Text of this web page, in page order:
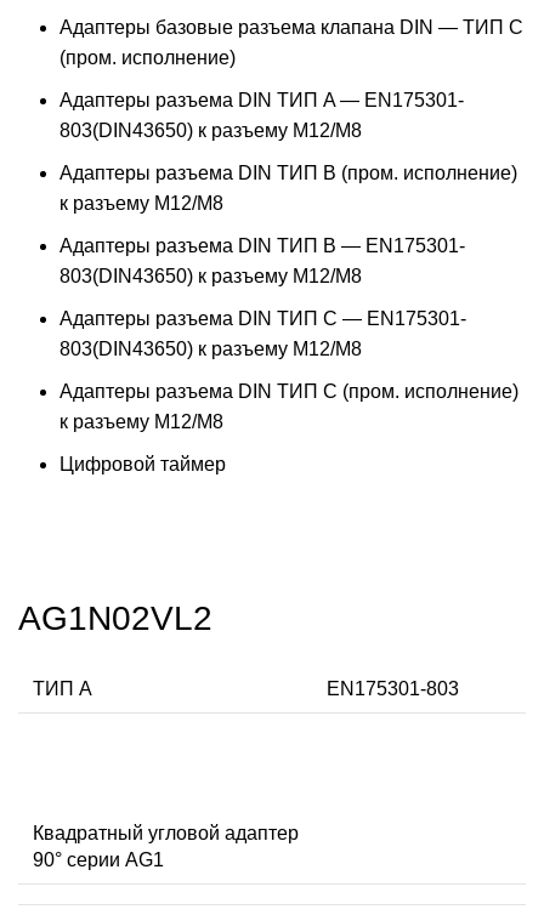
Адаптеры базовые разъема клапана DIN — ТИП C
(пром. исполнение)
Адаптеры разъема DIN ТИП A — EN175301-
803(DIN43650) к разъему M12/M8
Адаптеры разъема DIN ТИП B (пром. исполнение)
к разъему M12/M8
Адаптеры разъема DIN ТИП B — EN175301-
803(DIN43650) к разъему M12/M8
Адаптеры разъема DIN ТИП C — EN175301-
803(DIN43650) к разъему M12/M8
Адаптеры разъема DIN ТИП C (пром. исполнение)
к разъему M12/M8
Цифровой таймер
AG1N02VL2
ТИП А EN175301-803
Квадратный угловой адаптер
90° серии AG1